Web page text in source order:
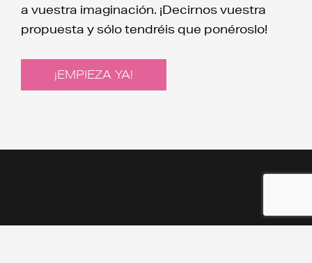
a vuestra imaginación. ¡Decirnos vuestra
propuesta y sólo tendréis que ponéroslo!
¡EMPIEZA YA!